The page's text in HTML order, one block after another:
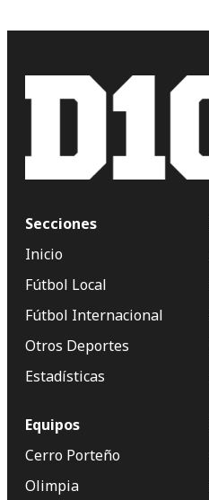
Secciones
Inicio
Fútbol Local
Fútbol Internacional
Otros Deportes
Estadísticas
Equipos
Cerro Porteño
Olimpia